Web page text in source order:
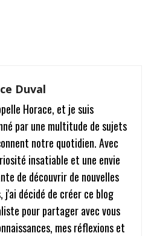
Duval
Horace, et je suis
par une multitude de sujets
notre quotidien. Avec
insatiable et une envie
de découvrir de nouvelles
j'ai décidé de créer ce blog
pour partager avec vous
mes réflexions et